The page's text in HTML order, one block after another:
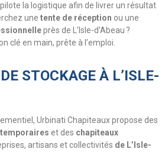
la logistique afin de livrer un résultat
une tente de réception ou une
près de L’Isle-d’Abeau ?
clé en main, prête à l’emploi.
STOCKAGE À L’ISLE-
Urbinati Chapiteaux propose des
et des chapiteaux
artisans et collectivités de L’Isle-